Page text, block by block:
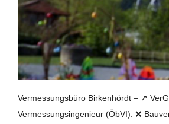
Vermessungsbüro Birkenhördt – ↗️
Vermessungsingenieur (ÖbVI). ❌